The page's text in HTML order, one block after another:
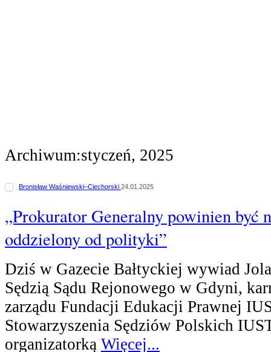
Archiwum:styczeń, 2025
Bronisław Waśniewski–Ciechorski 24.01.2025
„Prokurator Generalny powinien być
oddzielony od polityki”
Dziś w Gazecie Bałtyckiej wywiad
Sędzią Sądu Rejonowego w Gdyni,
zarządu Fundacji Edukacji Prawnej
Stowarzyszenia Sędziów Polskich
organizatorką Więcej...